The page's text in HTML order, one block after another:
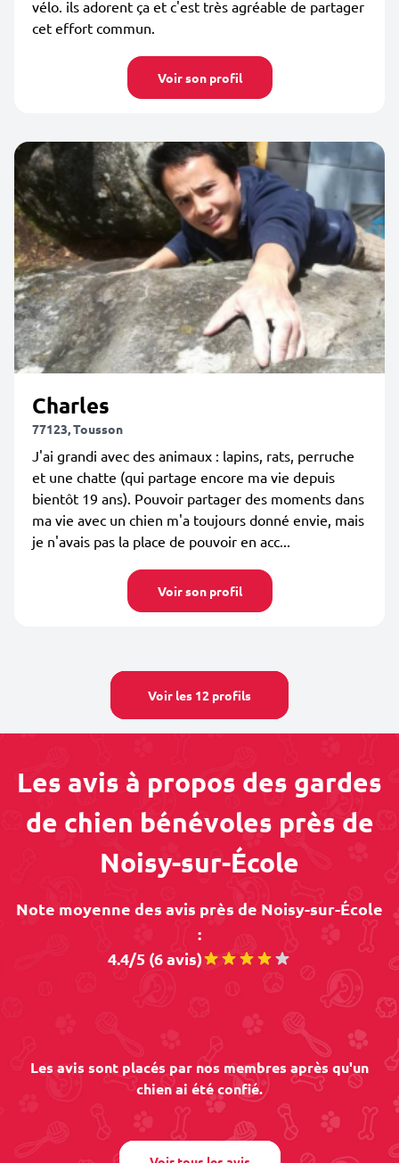
vélo. ils adorent ça et c'est très agréable de partager
cet effort commun.
Voir son profil
Charles
77123, Tousson
J'ai grandi avec des animaux : lapins, rats, perruche
et une chatte (qui partage encore ma vie depuis
bientôt 19 ans). Pouvoir partager des moments dans
ma vie avec un chien m'a toujours donné envie, mais
je n'avais pas la place de pouvoir en acc...
Voir son profil
Voir les 12 profils
Les avis à propos des gardes
de chien bénévoles près de
Noisy-sur-École
Note moyenne des avis près de Noisy-sur-École
:
4.4/5 (6 avis)
Les avis sont placés par nos membres après qu'un
chien ai été confié.